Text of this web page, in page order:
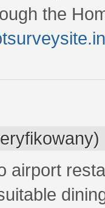
the
airport